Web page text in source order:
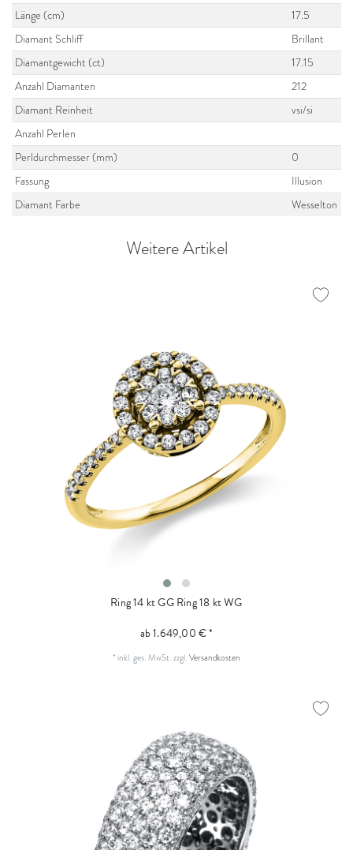
Länge (cm)
17.5
Diamant Schliff
Brillant
Diamantgewicht (ct)
17.15
Anzahl Diamanten
212
Diamant Reinheit
vsi/si
Anzahl Perlen
Perldurchmesser (mm)
0
Fassung
Illusion
Diamant Farbe
Wesselton
Weitere Artikel
Ring 14 kt GGRing 18 kt WG
ab 1.649,00 € *
* inkl. ges. MwSt.zzgl.Versandkosten